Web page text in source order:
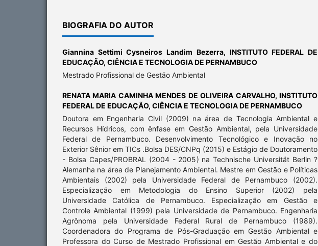
BIOGRAFIA DO AUTOR
Giannina Settimi Cysneiros Landim Bezerra, INSTITUTO FEDERAL DE
EDUCAÇÃO, CIÊNCIA E TECNOLOGIA DE PERNAMBUCO
Mestrado Profissional de Gestão Ambiental
RENATA MARIA CAMINHA MENDES DE OLIVEIRA CARVALHO, INSTITUTO
FEDERAL DE EDUCAÇÃO, CIÊNCIA E TECNOLOGIA DE PERNAMBUCO
Doutora em Engenharia Civil (2009) na área de Tecnologia Ambiental e
Recursos Hídricos, com ênfase em Gestão Ambiental, pela Universidade
Federal de Pernambuco. Desenvolvimento Tecnológico e Inovação no
Exterior Sênior em TICs .Bolsa DES/CNPq (2015) e Estágio de Doutoramento
- Bolsa Capes/PROBRAL (2004 - 2005) na Technische Universität Berlin ?
Alemanha na área de Planejamento Ambiental. Mestre em Gestão e Políticas
Ambientais (2002) pela Universidade Federal de Pernambuco (2002).
Especialização em Metodologia do Ensino Superior (2002) pela
Universidade Católica de Pernambuco. Especialização em Gestão e
Controle Ambiental (1999) pela Universidade de Pernambuco. Engenharia
Agrônoma pela Universidade Federal Rural de Pernambuco (1989).
Coordenadora do Programa de Pós-Graduação em Gestão Ambiental e
Professora do Curso de Mestrado Profissional em Gestão Ambiental e do